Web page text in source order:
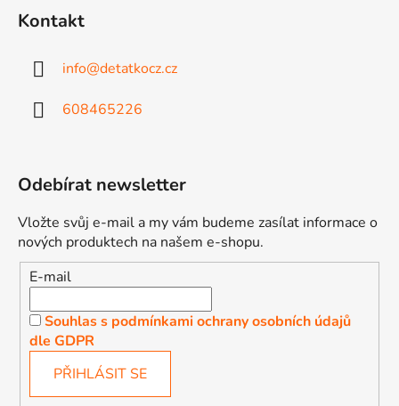
Kontakt
info@detatkocz.cz
608465226
Odebírat newsletter
Vložte svůj e-mail a my vám budeme zasílat informace o
nových produktech na našem e-shopu.
E-mail
Souhlas s podmínkami ochrany osobních údajů
dle GDPR
PŘIHLÁSIT SE